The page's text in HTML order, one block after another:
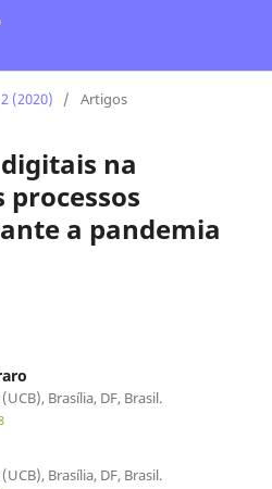
(2020) / Artigos
na
processos
a pandemia
Brasília, DF, Brasil.
Brasília, DF, Brasil.